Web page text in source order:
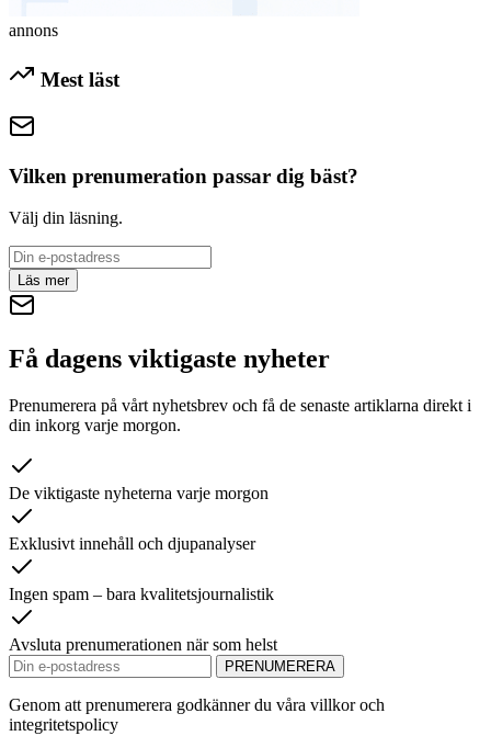
annons
Mest läst
Vilken prenumeration passar dig bäst?
Välj din läsning.
Läs mer
Få dagens viktigaste nyheter
Prenumerera på vårt nyhetsbrev och få de senaste artiklarna direkt i
din inkorg varje morgon.
De viktigaste nyheterna varje morgon
Exklusivt innehåll och djupanalyser
Ingen spam – bara kvalitetsjournalistik
Avsluta prenumerationen när som helst
PRENUMERERA
Genom att prenumerera godkänner du våra villkor och
integritetspolicy